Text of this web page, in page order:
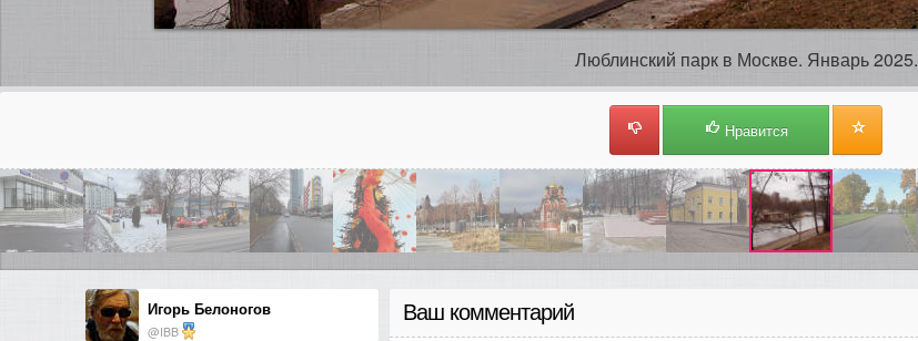
Люблинский парк в Москве. Январь 2025.
Нравится
Игорь Белоногов
@IBB
Ваш комментарий